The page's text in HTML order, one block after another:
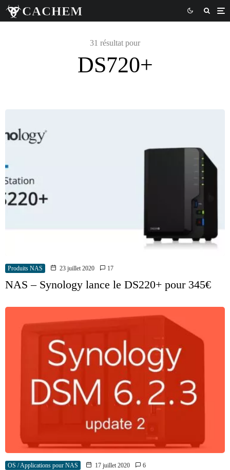
31 résultat pour
DS720+
Produits NAS 23 juillet 2020 17
NAS – Synology lance le DS220+ pour 345€
OS / Applications pour NAS 17 juillet 2020 6